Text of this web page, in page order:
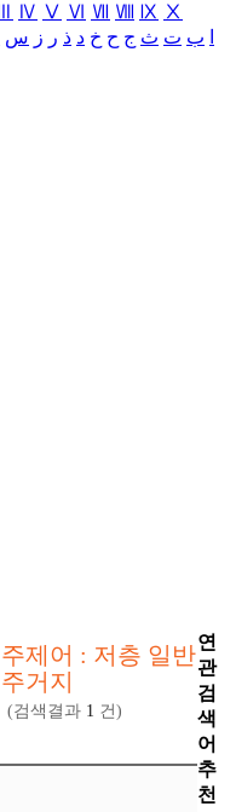
Ⅳ Ⅴ Ⅵ Ⅶ Ⅷ Ⅸ Ⅹ
ب ت ث ج ح خ د ذ ر ز س
주제어 : 저층 일반
주거지
(검색결과 1 건)
연
관
검
색
어
추
천